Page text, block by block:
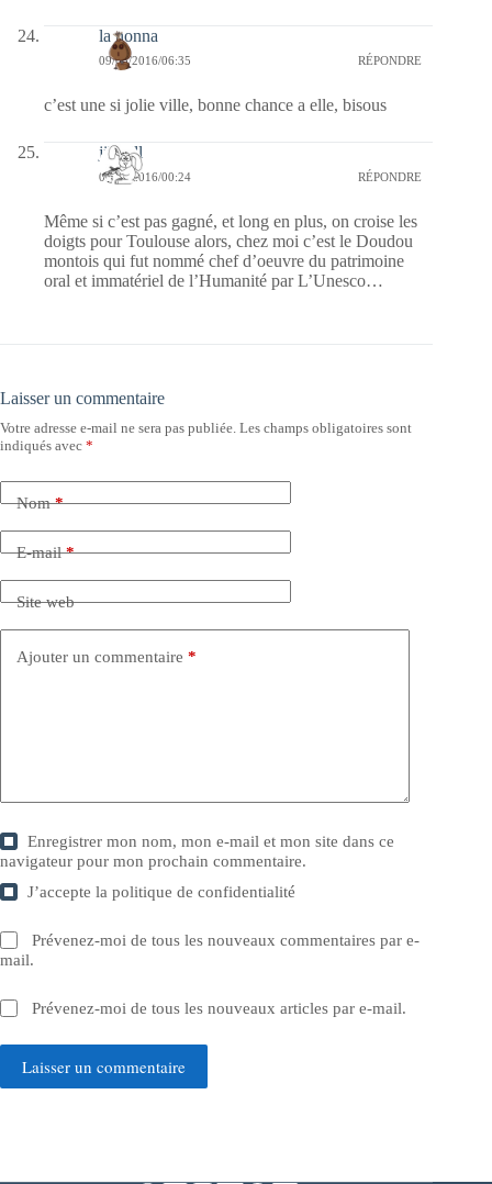
la nonna
09/05/2016/06:35 RÉPONDRE
c’est une si jolie ville, bonne chance a elle, bisous
jill bill
09/05/2016/00:24 RÉPONDRE
Même si c’est pas gagné, et long en plus, on croise les
doigts pour Toulouse alors, chez moi c’est le Doudou
montois qui fut nommé chef d’oeuvre du patrimoine
oral et immatériel de l’Humanité par L’Unesco…
Laisser un commentaire
Votre adresse e-mail ne sera pas publiée. Les champs obligatoires sont
indiqués avec *
Nom*
E-mail*
Site web
Ajouter un commentaire *
Enregistrer mon nom, mon e-mail et mon site dans ce
navigateur pour mon prochain commentaire.
J’accepte lapolitique de confidentialité
Prévenez-moi de tous les nouveaux commentaires par e-
mail.
Prévenez-moi de tous les nouveaux articles par e-mail.
Laisser un commentaire